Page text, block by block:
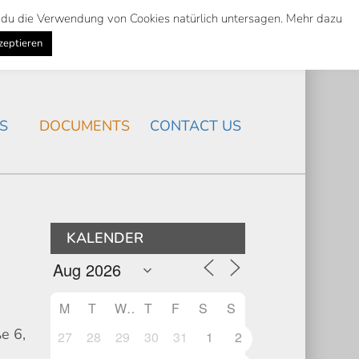
Suche
Search
NEWS
DOCUMENTS CONTACT US
6,
KALENDER
M T W T F S
S
27
28 29 30 31 1
2
die Verwendung von Cookies natürlich untersagen. Mehr dazu